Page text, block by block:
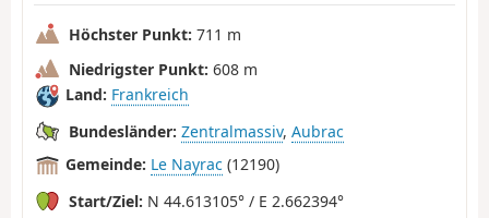
Höchster Punkt: 711 m
Niedrigster Punkt: 608 m
Land: Frankreich
Bundesländer: Zentralmassiv, Aubrac
Gemeinde: Le Nayrac (12190)
Start/Ziel: N 44.613105° / E 2.662394°